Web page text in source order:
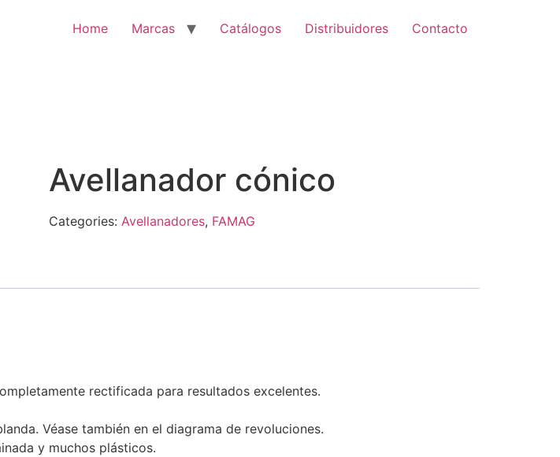
Home Marcas Catálogos Distribuidores Contacto
Avellanador cónico
Categories: Avellanadores, FAMAG
rectificada para resultados excelentes.
Véase también en el diagrama de revoluciones.
y muchos plásticos.